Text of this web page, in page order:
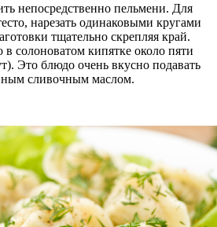
непосредственно пельмени. Для
нарезать одинаковыми кругами
тщательно скрепляя край.
солоноватом кипятке около пяти
Это блюдо очень вкусно подавать
сливочным маслом.